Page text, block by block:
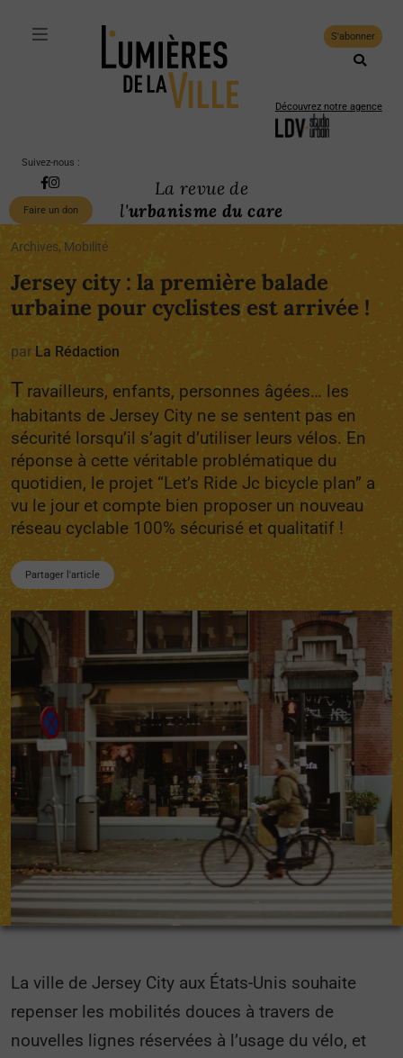
S'abonner
Découvrez notre agence
Suivez-nous :
Faire un don
La revue de
l'urbanisme du care
Archives, Mobilité
Jersey city : la première balade
urbaine pour cyclistes est arrivée !
par La Rédaction
T ravailleurs, enfants, personnes âgées… les
habitants de Jersey City ne se sentent pas en
sécurité lorsqu’il s’agit d’utiliser leurs vélos. En
réponse à cette véritable problématique du
quotidien, le projet “Let’s Ride Jc bicycle plan” a
vu le jour et compte bien proposer un nouveau
réseau cyclable 100% sécurisé et qualitatif !
Partager l'article
La ville de Jersey City aux États-Unis souhaite
repenser les mobilités douces à travers de
nouvelles lignes réservées à l’usage du vélo, et